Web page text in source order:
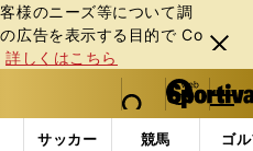
様のニーズ等について調
広告を表⽰する⽬的で Co
詳しくはこちら
閉じ
る
web Sportiva (webスポルティーバ)
検索
マイペ
ー
ジ
メニュ
サッカー 競馬 ゴ
ニュース 【2024年】今日のオ